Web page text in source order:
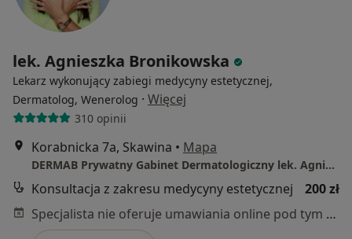
lek. Agnieszka Bronikowska
Lekarz wykonujący zabiegi medycyny estetycznej,
Dermatolog, Wenerolog · Więcej
310 opinii
Korabnicka 7a, Skawina • Mapa
DERMAB Prywatny Gabinet Dermatologiczny lek. Agnieszka Bronikowska
Konsultacja z zakresu medycyny estetycznej
200 zł
Specjalista nie oferuje umawiania online pod tym adresem.